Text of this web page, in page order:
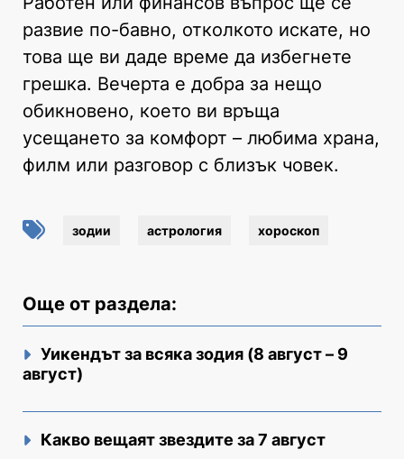
развие по-бавно, отколкото искате, но
това ще ви даде време да избегнете
грешка. Вечерта е добра за нещо
обикновено, което ви връща
усещането за комфорт – любима храна,
филм или разговор с близък човек.
зодии астрология хороскоп
Още от раздела:
Уикендът за всяка зодия (8 август – 9
август)
Какво вещаят звездите за 7 август